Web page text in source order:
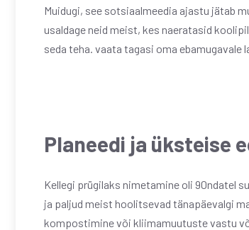
Muidugi, see sotsiaalmeedia ajastu jätab
usaldage neid meist, kes naeratasid
seda teha. vaata tagasi oma ebamugavale
Planeedi ja üksteise
Kellegi prügilaks nimetamine oli 90ndatel
ja paljud meist hoolitsevad tänapäevalgi
kompostimine või kliimamuutuste vastu